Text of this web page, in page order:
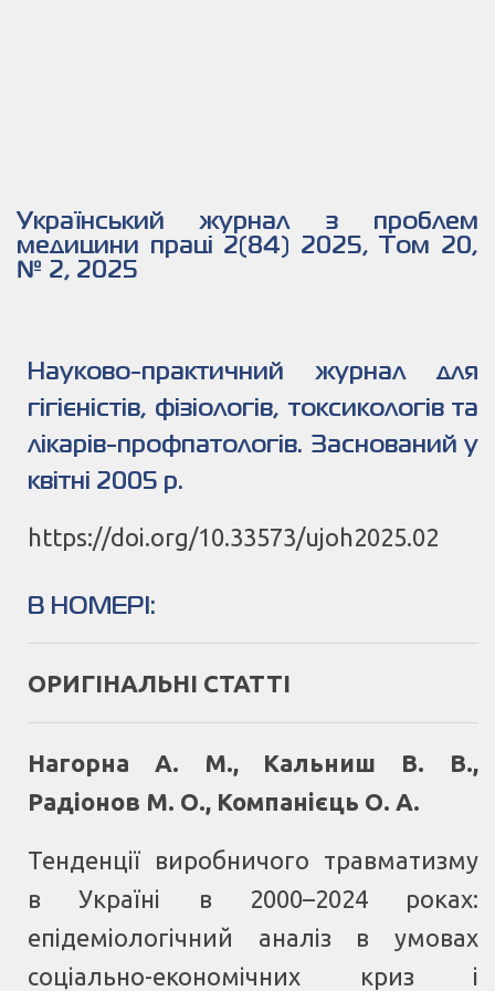
Український журнал з проблем
медицини праці 2(84) 2025, Том 20,
№ 2, 2025
Науково-практичний журнал для
гігієністів, фізіологів, токсикологів та
лікарів-профпатологів. Заснований у
квітні 2005 р.
https://doi.org/10.33573/ujoh2025.02
В НОМЕРІ:
ОРИГІНАЛЬНІ СТАТТІ
Нагорна А. М., Кальниш В. В.,
Радіонов М. О., Компанієць О. А.
Тенденції виробничого травматизму
в Україні в 2000–2024 роках:
епідеміологічний аналіз в умовах
соціально-економічних криз і